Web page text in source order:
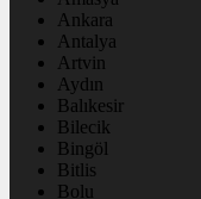
Ankara
Antalya
Artvin
Aydın
Balıkesir
Bilecik
Bingöl
Bitlis
Bolu